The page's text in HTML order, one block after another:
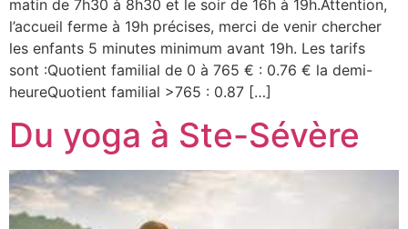
matin de 7h30 à 8h30 et le soir de 16h à 19h.Attention,
l’accueil ferme à 19h précises, merci de venir chercher
les enfants 5 minutes minimum avant 19h. Les tarifs
sont :Quotient familial de 0 à 765 € : 0.76 € la demi-
heureQuotient familial >765 : 0.87 […]
Du yoga à Ste-Sévère